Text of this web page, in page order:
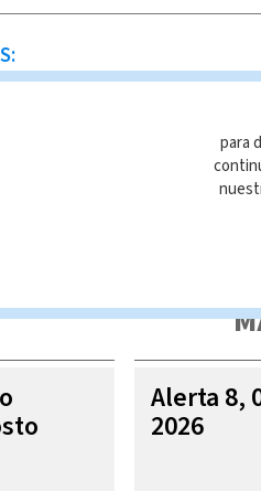
total o parcial del
infracción y un delito de
Alerta 8,
2026
para